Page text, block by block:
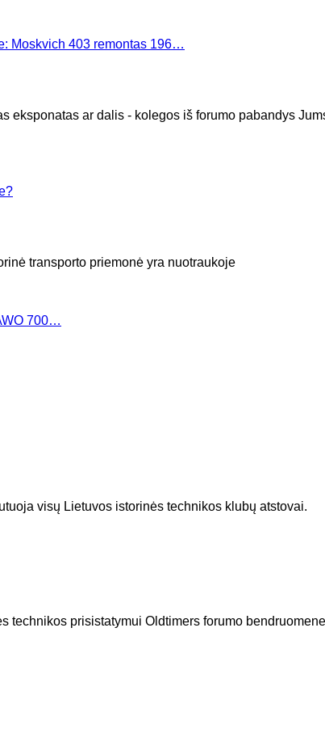
Moskvich 403 remontas 196…
eksponatas ar dalis - kolegos iš forumo pabandys
transporto priemonė yra nuotraukoje
700…
visų Lietuvos istorinės technikos klubų atstovai.
technikos prisistatymui Oldtimers forumo